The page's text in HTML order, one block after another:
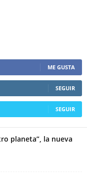
ME GUSTA
SEGUIR
SEGUIR
planeta”, la nueva